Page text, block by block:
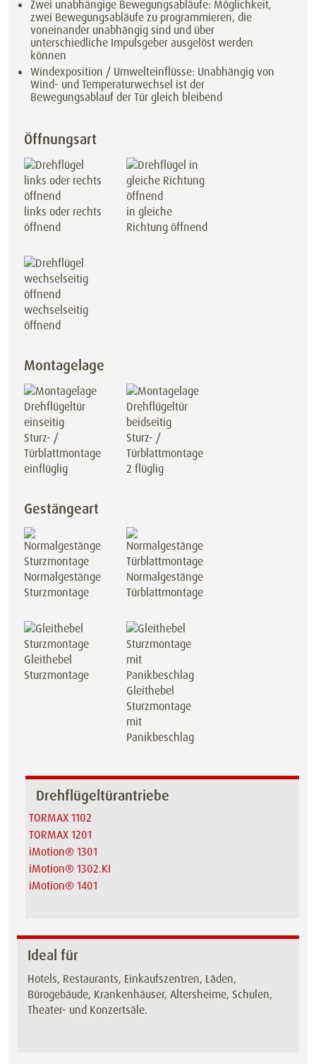
Zwei unabhängige Bewegungsabläufe: Möglichkeit,
zwei Bewegungsabläufe zu programmieren, die
voneinander unabhängig sind und über
unterschiedliche Impulsgeber ausgelöst werden
können
Windexposition / Umwelteinflüsse: Unabhängig von
Wind- und Temperaturwechsel ist der
Bewegungsablauf der Tür gleich bleibend
Öffnungsart
links oder rechts
öffnend
in gleiche
Richtung öffnend
wechselseitig
öffnend
Montagelage
Sturz- /
Türblattmontage
einflüglig
Sturz- /
Türblattmontage
2 flüglig
Gestängeart
Normalgestänge
Sturzmontage
Normalgestänge
Türblattmontage
Gleithebel
Sturzmontage
Gleithebel
Sturzmontage
mit
Panikbeschlag
Drehflügeltürantriebe
TORMAX 1102
TORMAX 1201
iMotion® 1301
iMotion® 1302.KI
iMotion® 1401
Ideal für
Hotels, Restaurants, Einkaufszentren, Läden,
Bürogebäude, Krankenhäuser, Altersheime, Schulen,
Theater- und Konzertsäle.